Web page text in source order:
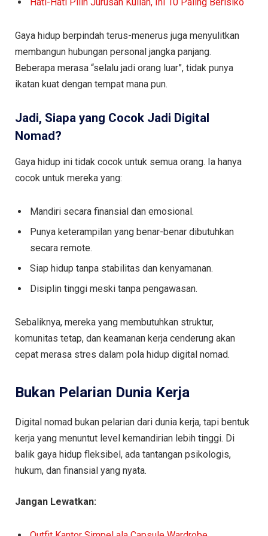
Gaya hidup berpindah terus-menerus juga menyulitkan
membangun hubungan personal jangka panjang.
Beberapa merasa “selalu jadi orang luar”, tidak punya
ikatan kuat dengan tempat mana pun.
Jadi, Siapa yang Cocok Jadi Digital
Nomad?
Gaya hidup ini tidak cocok untuk semua orang. Ia hanya
cocok untuk mereka yang:
Mandiri secara finansial dan emosional.
Punya keterampilan yang benar-benar dibutuhkan
secara remote.
Siap hidup tanpa stabilitas dan kenyamanan.
Disiplin tinggi meski tanpa pengawasan.
Sebaliknya, mereka yang membutuhkan struktur,
komunitas tetap, dan keamanan kerja cenderung akan
cepat merasa stres dalam pola hidup digital nomad.
Bukan Pelarian Dunia Kerja
Digital nomad bukan pelarian dari dunia kerja, tapi bentuk
kerja yang menuntut level kemandirian lebih tinggi. Di
balik gaya hidup fleksibel, ada tantangan psikologis,
hukum, dan finansial yang nyata.
Jangan Lewatkan: